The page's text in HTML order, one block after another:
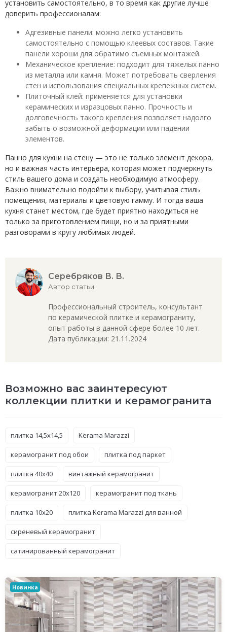
установить самостоятельно, в то время как другие лучше
доверить профессионалам:
Адгезивные панели: можно легко установить
самостоятельно с помощью клеевых составов. Такие
панели хороши для обратимо съемных монтажей.
Механическое крепление: подходит для тяжелых панно
из металла или камня. Может потребовать сверления
стен и использования специальных крепежных систем.
Плиточный клей: применяется для установки
керамических и изразцовых панно. Прочность и
долговечность такого крепления позволяет надолго
забыть о возможной деформации или падении
элементов.
Панно для кухни на стену — это не только элемент декора,
но и важная часть интерьера, которая может подчеркнуть
стиль вашего дома и создать необходимую атмосферу.
Важно внимательно подойти к выбору, учитывая стиль
помещения, материалы и цветовую гамму. И тогда ваша
кухня станет местом, где будет приятно находиться не
только за приготовлением пищи, но и за приятными
разговорами в кругу любимых людей.
Серебряков В. В.
Автор статьи
Профессиональный строитель, консультант
по керамической плитке и керамограниту,
опыт работы в данной сфере более 10 лет.
Дата публикации: 21.11.2024
Возможно вас заинтересуют
коллекции плитки и керамогранита
плитка 14,5x14,5 Kerama Marazzi
керамогранит под обои плитка под паркет
плитка 40x40 винтажный керамогранит
керамогранит 20x120 керамогранит под ткань
плитка 10x20 плитка Kerama Marazzi для ванной
сиреневый керамогранит
сатинированный керамогранит
Новинка